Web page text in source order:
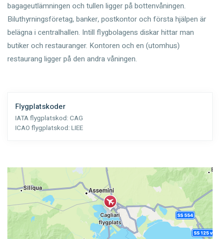
bagageutlämningen och tullen ligger på bottenvåningen.
Biluthyrningsföretag, banker, postkontor och första hjälpen är
belägna i centralhallen. Intill flygbolagens diskar hittar man
butiker och restauranger. Kontoren och en (utomhus)
restaurang ligger på den andra våningen.
Flygplatskoder
IATA flygplatskod:CAG
ICAO flygplatskod:LIEE